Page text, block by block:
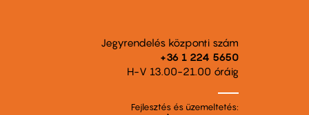
Jegyrendelés központi szám
+36 1 224 5650
H-V 13.00-21.00 óráig
Fejlesztés és üzemeltetés: